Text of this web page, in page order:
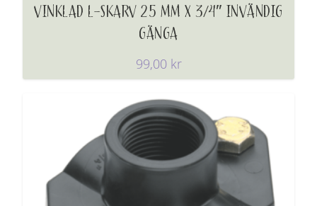
VINKLAD L-SKARV 25 MM X 3/4″ INVÄNDIG
GÄNGA
99,00 kr